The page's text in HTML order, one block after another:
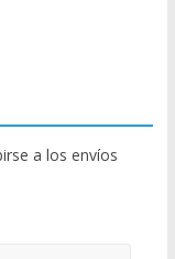
a los envíos